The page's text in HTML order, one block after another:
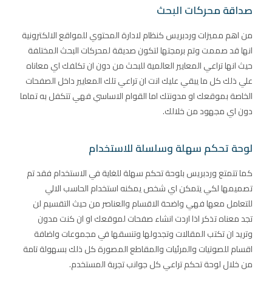
صداقة محركات البحث
من اهم مميزات وردبريس كنظام لادارة المحتوي للمواقع الالكترونية
انها قد صممت وتم برمجتها لتكون صديقة لمحركات البحث المختلفة
حيث انها تراعي المعايير العالمية للبحث من دون ان تكلفك اي معاناه
علي ذلك كل ما يبقي عليك انت ان تراعي تلك المعايير داخل الصفحات
الخاصة بموقعك او مدونتك اما القوام الاساسي فهي تتكفل به تماما
دون اي مجهود من خلالك.
لوحة تحكم سهلة وسلسلة للاستخدام
كما تتمتع وردبريس بلوحة تحكم سهلة للغاية في الاستخدام فقد تم
تصميمها لكي يتمكن اي شخص يمكنه استخدام الحاسب الالي
للتعامل معها فهي واضحة الاقسام والعناصر من حيث التقسيم لن
تجد معناه تذكر اذا اردت انشاء صفحات لموقعك او ان كنت مدون
وتريد ان تكتب المقالات وتجدولها وتنسقها في مجموعات واضافة
اقسام للصوتيات والمرئيات والمقاطع المصورة كل ذلك بسهولة تامة
من خلال لوحة تحكم تراعي كل جوانب تجربة المستخدم.